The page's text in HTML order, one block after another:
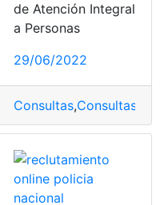
Ejercito,Fuerzas Armadas
de Atención Integral
a Personas
29/06/2022
Consultas,Consultas